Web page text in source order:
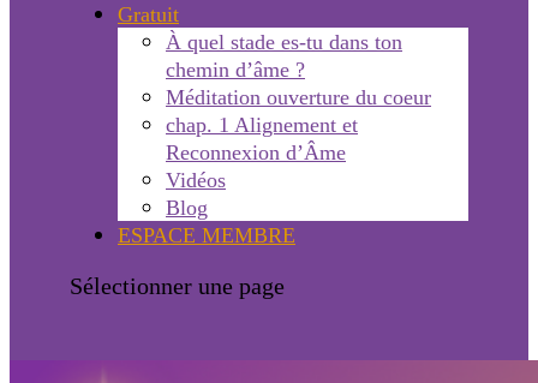
Gratuit
À quel stade es-tu dans ton
chemin d’âme ?
Méditation ouverture du coeur
chap. 1 Alignement et
Reconnexion d’Âme
Vidéos
Blog
ESPACE MEMBRE
Sélectionner une page